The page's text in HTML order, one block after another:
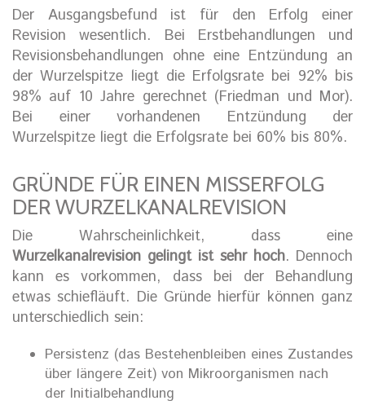
Der Ausgangsbefund ist für den Erfolg einer
Revision wesentlich. Bei Erstbehandlungen und
Revisionsbehandlungen ohne eine Entzündung an
der Wurzelspitze liegt die Erfolgsrate bei 92% bis
98% auf 10 Jahre gerechnet (Friedman und Mor).
Bei einer vorhandenen Entzündung der
Wurzelspitze liegt die Erfolgsrate bei 60% bis 80%.
GRÜNDE FÜR EINEN MISSERFOLG
DER WURZELKANALREVISION
Die Wahrscheinlichkeit, dass eine
Wurzelkanalrevision gelingt ist sehr hoch. Dennoch
kann es vorkommen, dass bei der Behandlung
etwas schiefläuft. Die Gründe hierfür können ganz
unterschiedlich sein:
Persistenz (das Bestehenbleiben eines Zustandes
über längere Zeit) von Mikroorganismen nach
der Initialbehandlung